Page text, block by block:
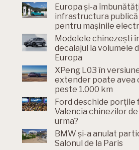
Europa și-a
infrastructura
pentru mașinile
Modelele chinezești
decalajul la volumele
Europa
XPeng L03 în
extender poate avea
peste 1.000 km
Ford deschide porțile
Valencia chinezilor de
urma?
BMW și-a anulat
Salonul de la Paris